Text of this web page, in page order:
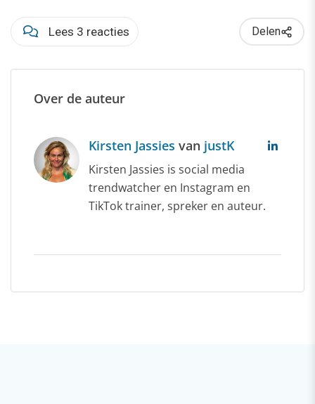
Lees 3 reacties Delen
Over de auteur
Kirsten Jassies van justK
Kirsten Jassies is social media
trendwatcher en Instagram en
TikTok trainer, spreker en auteur.